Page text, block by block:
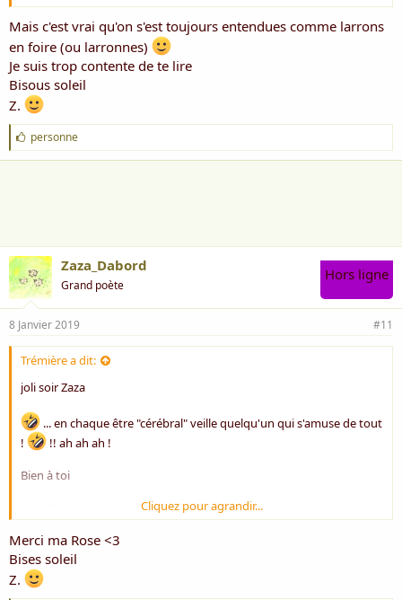
Du temps qui passe et qui laisse
Un peu partout sur notre enveloppe
Les traces de son timbre fripé
Dont les dents acérées nous laminent
Attention, souriez… bistouri
C’est dans la boîte en sapin cette fois-ci "
J'adore ! on rira jusqu'à la boîte en sapin ! Zaza d'Accord !
Gros bisous et belle journée
Mais c'est vrai qu'on s'est toujours entendues comme larrons
en foire (ou larronnes)
Je suis trop contente de te lire
Bisous soleil
Z.
J
'
a
personne
Zaza_Dabord
Grand poète
Hors ligne
8 Janvier 2019 #11
Trémière a dit:
joli soir Zaza
... en chaque être "cérébral" veille quelqu'un qui s'amuse de tout
!
!! ah ah ah !
Bien à toi
Rose ** qui a apprécié ton poème !
Cliquez pour agrandir...
Merci ma Rose <3
Bises soleil
Z.